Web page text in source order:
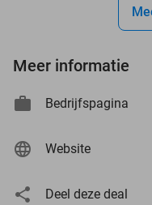
Meer informatie
Bedrijfspagina
Website
Deel deze deal